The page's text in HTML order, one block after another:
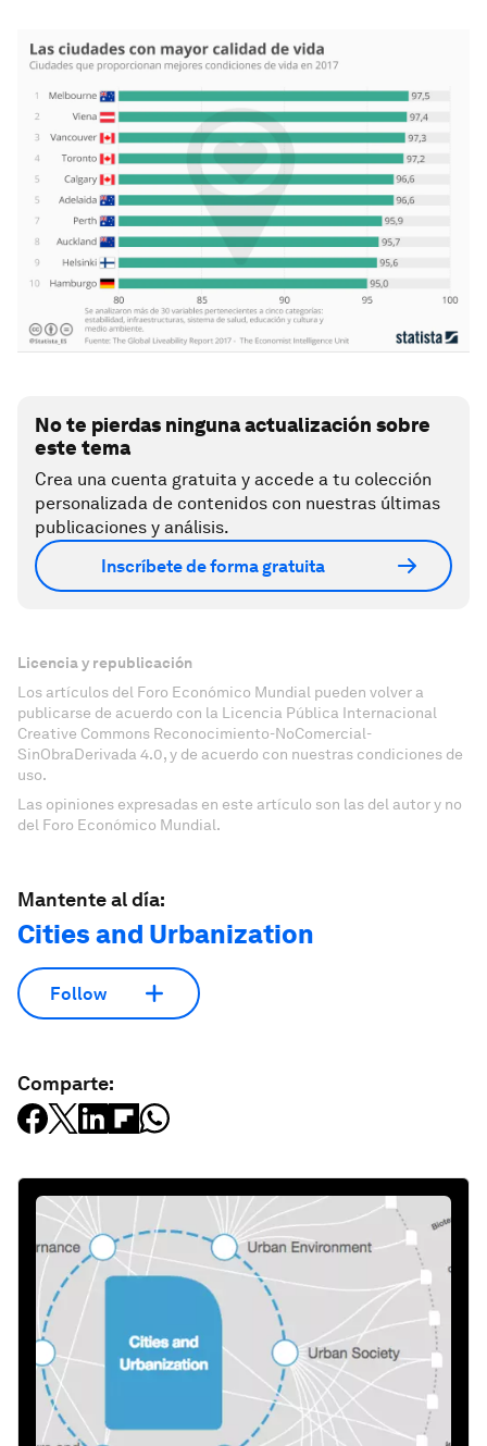
No te pierdas ninguna actualización sobre
este tema
Crea una cuenta gratuita y accede a tu colección
personalizada de contenidos con nuestras últimas
publicaciones y análisis.
Inscríbete de forma gratuita
Licencia y republicación
Los artículos del Foro Económico Mundial pueden volver a
publicarse de acuerdo con la Licencia Pública Internacional
Creative Commons Reconocimiento-NoComercial-
SinObraDerivada 4.0, y de acuerdo con nuestras condiciones de
uso.
Las opiniones expresadas en este artículo son las del autor y no
del Foro Económico Mundial.
Mantente al día:
Cities and Urbanization
Follow
Comparte: